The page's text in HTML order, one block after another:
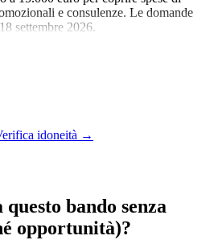
e consulenze. Le domande
settembre 2026.
idoneità →
bando senza
opportunità)?